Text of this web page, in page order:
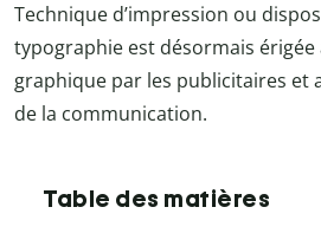
Technique d’impression ou
typographie est désormais érigée
graphique par les publicitaires et
de la communication.
Table des matières